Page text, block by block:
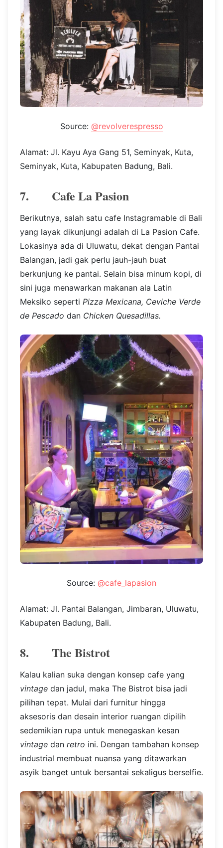
Source: @revolverespresso
Alamat: Jl. Kayu Aya Gang 51, Seminyak, Kuta,
Seminyak, Kuta, Kabupaten Badung, Bali.
7. Cafe La Pasion
Berikutnya, salah satu cafe Instagramable di Bali
yang layak dikunjungi adalah di La Pasion Cafe.
Lokasinya ada di Uluwatu, dekat dengan Pantai
Balangan, jadi gak perlu jauh-jauh buat
berkunjung ke pantai. Selain bisa minum kopi, di
sini juga menawarkan makanan ala Latin
Meksiko seperti Pizza Mexicana, Ceviche Verde
de Pescado dan Chicken Quesadillas.
Source: @cafe_lapasion
Alamat: Jl. Pantai Balangan, Jimbaran, Uluwatu,
Kabupaten Badung, Bali.
8. The Bistrot
Kalau kalian suka dengan konsep cafe yang
vintage dan jadul, maka The Bistrot bisa jadi
pilihan tepat. Mulai dari furnitur hingga
aksesoris dan desain interior ruangan dipilih
sedemikian rupa untuk menegaskan kesan
vintage dan retro ini. Dengan tambahan konsep
industrial membuat nuansa yang ditawarkan
asyik banget untuk bersantai sekaligus berselfie.